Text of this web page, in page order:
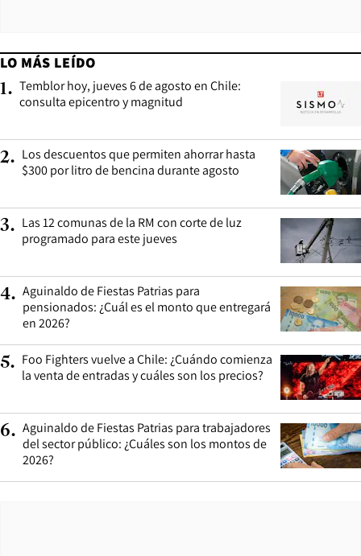
LO MÁS LEÍDO
1. Temblor hoy, jueves 6 de agosto en Chile:
consulta epicentro y magnitud
2. Los descuentos que permiten ahorrar hasta
$300 por litro de bencina durante agosto
3. Las 12 comunas de la RM con corte de luz
programado para este jueves
4. Aguinaldo de Fiestas Patrias para
pensionados: ¿Cuál es el monto que entregará
en 2026?
5. Foo Fighters vuelve a Chile: ¿Cuándo comienza
la venta de entradas y cuáles son los precios?
6. Aguinaldo de Fiestas Patrias para trabajadores
del sector público: ¿Cuáles son los montos de
2026?